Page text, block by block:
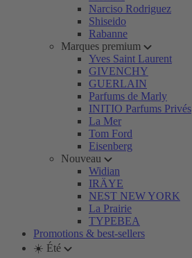
Narciso Rodriguez
Shiseido
Rabanne
Marques premium
Yves Saint Laurent
GIVENCHY
GUERLAIN
Parfums de Marly
INITIO Parfums Privés
La Mer
Tom Ford
Eisenberg
Nouveau
Widian
IRÄYE
NEST NEW YORK
La Prairie
TYPEBEA
Promotions & best-sellers
☀️ Été